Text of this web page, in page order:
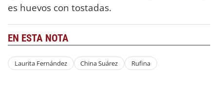
es huevos con tostadas.
EN ESTA NOTA
Laurita Fernández China Suárez Rufina